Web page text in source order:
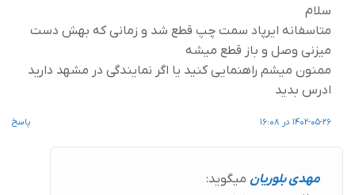
سلام
متاسفانه ایرپاد سمت چپ قطع شد و زمانی که بهش دست
میزنی وصل و باز قطع میشه
ممنون میشم راهنمایی کنید یا اگر نمایندگی در مشهد دارید
ادرس بدید
1402-05-26 در 16:08 پاسخ
مهدی بلوریان میگوید: